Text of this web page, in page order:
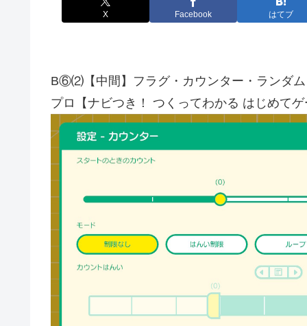
X Facebook はてブ
B⑥⑵【中間】フラグ・カウンター・ランダ
プロ【ナビつき！ つくってわかる はじめて